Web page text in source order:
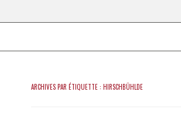
ARCHIVES PAR ÉTIQUETTE : HIRSCHBÜHLDE